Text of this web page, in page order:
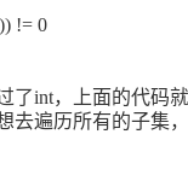
!= 0
了int，上面的代码
去遍历所有的子集